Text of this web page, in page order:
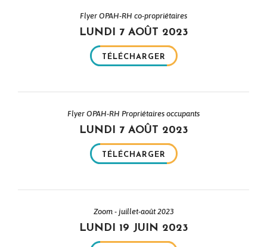
Flyer OPAH-RH co-propriétaires
LUNDI 7 AOÛT 2023
TÉLÉCHARGER
Flyer OPAH-RH Propriétaires occupants
LUNDI 7 AOÛT 2023
TÉLÉCHARGER
Zoom - juillet-août 2023
LUNDI 19 JUIN 2023